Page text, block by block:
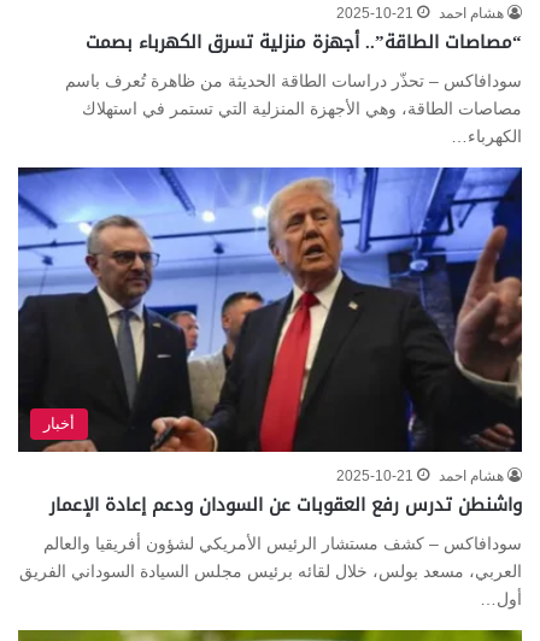
هشام احمد 2025-10-21
“مصاصات الطاقة”.. أجهزة منزلية تسرق الكهرباء بصمت
سودافاكس – تحذّر دراسات الطاقة الحديثة من ظاهرة تُعرف باسم
مصاصات الطاقة، وهي الأجهزة المنزلية التي تستمر في استهلاك
الكهرباء…
أخبار
هشام احمد 2025-10-21
واشنطن تدرس رفع العقوبات عن السودان ودعم إعادة الإعمار
سودافاكس – كشف مستشار الرئيس الأمريكي لشؤون أفريقيا والعالم
العربي، مسعد بولس، خلال لقائه برئيس مجلس السيادة السوداني الفريق
أول…